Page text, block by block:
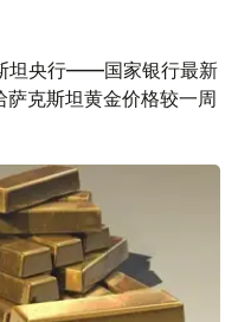
坦央行——国家银行最新
克斯坦黄金价格较一周